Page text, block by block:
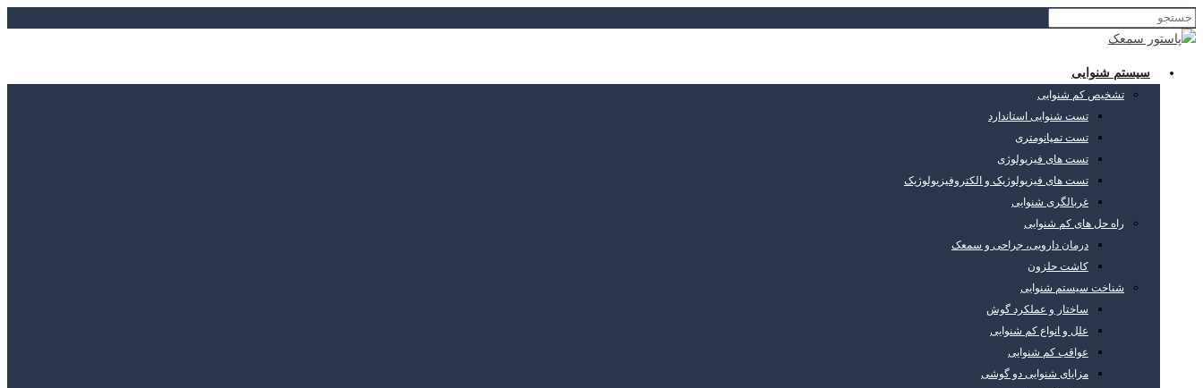
سیستم شنوایی
تشخیص کم شنوایی
تست شنوایی استاندارد
تست تمپانومتری
تست های فیزیولوژی
تست های فیزیولوژیک و الکتروفیزیولوژیک
غربالگری شنوایی
راه حل های کم شنوایی
درمان دارویی، جراحی و سمعک
کاشت حلزون
شناخت سیستم شنوایی
ساختار و عملکرد گوش
علل و انواع کم شنوایی
عواقب کم شنوایی
مزایای شنوایی دو گوشی